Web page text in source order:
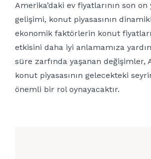
Amerika’daki ev fiyatlarının son on
gelişimi, konut piyasasının
ekonomik faktörlerin konut
etkisini daha iyi anlamamıza
süre zarfında yaşanan değişimler,
konut piyasasının gelecekteki
önemli bir rol oynayacaktır.